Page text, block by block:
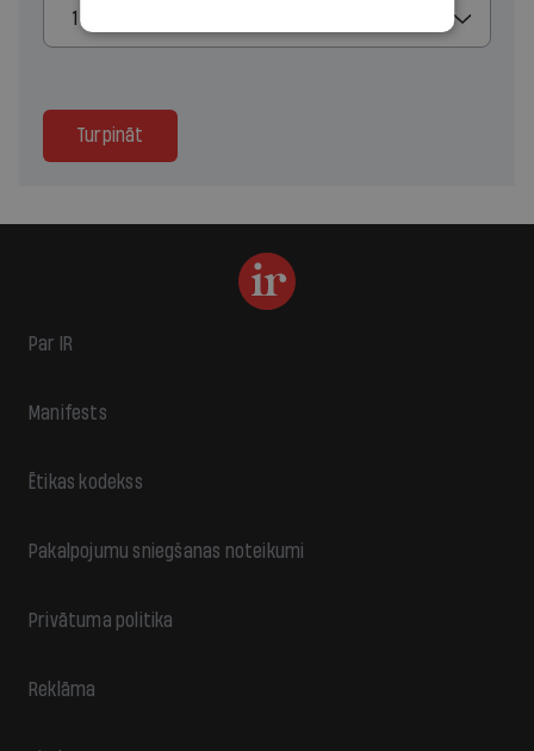
1
Turpināt
Par IR
Manifests
Ētikas kodekss
Pakalpojumu sniegšanas noteikumi
Privātuma politika
Reklāma